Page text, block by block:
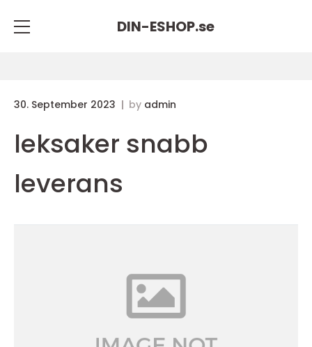
DIN-ESHOP.se
30. September 2023 by admin
leksaker snabb
leverans